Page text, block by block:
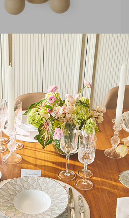
de Parede Umbra Woody 14 X
- Cada